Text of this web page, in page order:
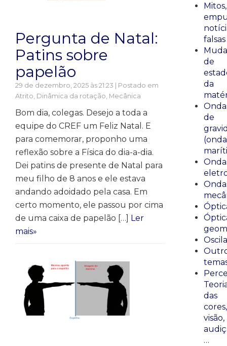
Pergunta de Natal:
Patins sobre
papelão
29 de dezembro, 2025 às 21:23 | Postado em
Atrito, Dinâmica da rotação, Mecânica
Bom dia, colegas. Desejo a toda a
equipe do CREF um Feliz Natal. E
para comemorar, proponho uma
reflexão sobre a Física do dia-a-dia.
Dei patins de presente de Natal para
meu filho de 8 anos e ele estava
andando adoidado pela casa. Em
certo momento, ele passou por cima
de uma caixa de papelão […] Ler
mais»
Mitos,
falsas
de
da
de
das
cores,
visão,
…